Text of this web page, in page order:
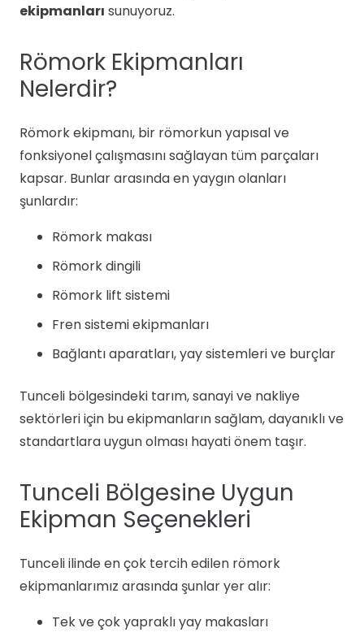
ekipmanları sunuyoruz.
Römork Ekipmanları
Nelerdir?
Römork ekipmanı, bir römorkun yapısal ve
fonksiyonel çalışmasını sağlayan tüm parçaları
kapsar. Bunlar arasında en yaygın olanları
şunlardır:
Römork makası
Römork dingili
Römork lift sistemi
Fren sistemi ekipmanları
Bağlantı aparatları, yay sistemleri ve burçlar
Tunceli bölgesindeki tarım, sanayi ve nakliye
sektörleri için bu ekipmanların sağlam, dayanıklı ve
standartlara uygun olması hayati önem taşır.
Tunceli Bölgesine Uygun
Ekipman Seçenekleri
Tunceli ilinde en çok tercih edilen römork
ekipmanlarımız arasında şunlar yer alır:
Tek ve çok yapraklı yay makasları